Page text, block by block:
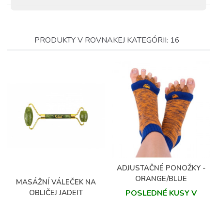
PRODUKTY V ROVNAKEJ KATEGÓRII: 16
MASÁŽNÍ VÁLEČEK NA
OBLIČEJ JADEIT
ADJUSTAČNÉ PONOŽKY -
ORANGE/BLUE
POSLEDNÉ KUSY V